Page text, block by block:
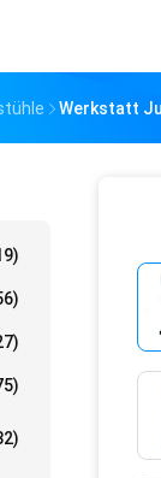
Werkstatt